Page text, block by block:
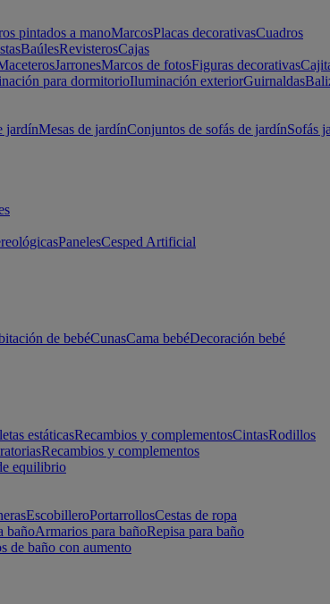
pintados a manoMarcosPlacas decorativasCuadros
BaúlesRevisterosCajas
JarronesMarcos de fotosFiguras decorativas
para dormitorioIluminación exteriorGuirnaldas
jardínMesas de jardínConjuntos de sofás de jardínSofás
PanelesCesped Artificial
de bebéCunasCama bebéDecoración bebé
estáticasRecambios y complementosCintasRodillos
Recambios y complementos
equilibrio
EscobilleroPortarrollosCestas de ropa
bañoArmarios para bañoRepisa para baño
de baño con aumento